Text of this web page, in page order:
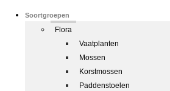
Soortgroepen
Flora
Vaatplanten
Mossen
Korstmossen
Paddenstoelen